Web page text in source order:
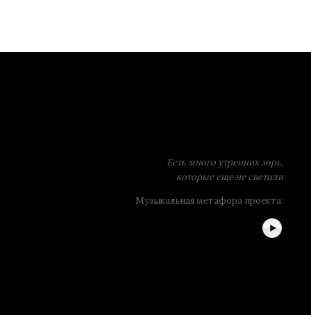
Есть много утренних зорь,
которые еще не светили
Музыкальная метафора проекта: